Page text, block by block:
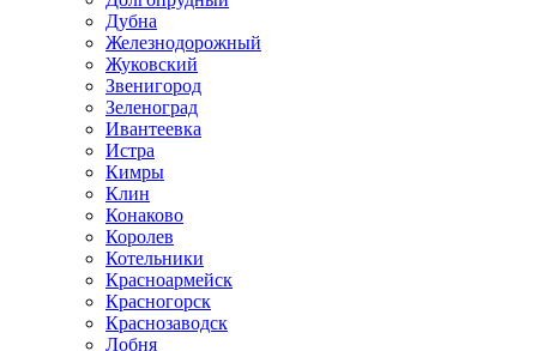
Дубна
Железнодорожный
Жуковский
Звенигород
Зеленоград
Ивантеевка
Истра
Кимры
Клин
Конаково
Королев
Котельники
Красноармейск
Красногорск
Краснозаводск
Лобня